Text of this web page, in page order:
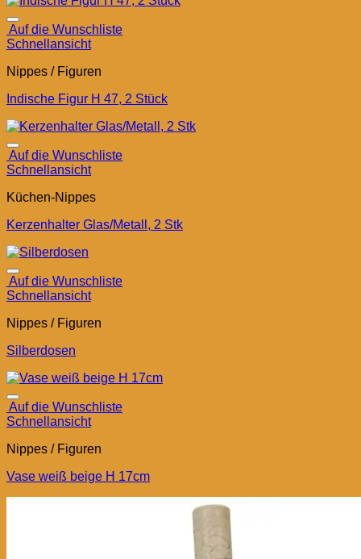
Auf die Wunschliste
Schnellansicht
Nippes / Figuren
Indische Figur H 47, 2 Stück
Auf die Wunschliste
Schnellansicht
Küchen-Nippes
Kerzenhalter Glas/Metall, 2 Stk
Auf die Wunschliste
Schnellansicht
Nippes / Figuren
Silberdosen
Auf die Wunschliste
Schnellansicht
Nippes / Figuren
Vase weiß beige H 17cm